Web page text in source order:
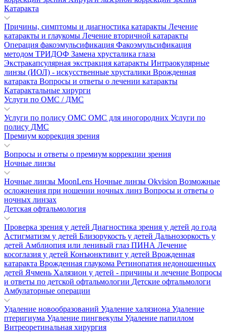
Катаракта
Причины, симптомы и диагностика катаракты Лечение
катаракты и глаукомы Лечение вторичной катаракты
Операция факоэмульсификация Факоэмульсификация
методом ТРИДОФ Замена хрусталика глаза
Экстракапсулярная экстракция катаракты Интраокулярные
линзы (ИОЛ) - искусственные хрусталики Врожденная
катаракта Вопросы и ответы о лечении катаракты
Катарактальные хирурги
Услуги по ОМС / ДМС
Услуги по полису ОМС ОМС для иногородних Услуги по
полису ДМС
Премиум коррекция зрения
Вопросы и ответы о премиум коррекции зрения
Ночные линзы
Ночные линзы MoonLens Ночные линзы Okvision Возможные
осложнения при ношении ночных линз Вопросы и ответы о
ночных линзах
Детская офтальмология
Проверка зрения у детей Диагностика зрения у детей до года
Астигматизм у детей Близорукость у детей Дальнозоркость у
детей Амблиопия или ленивый глаз ПИНА Лечение
косоглазия у детей Конъюнктивит у детей Врожденная
катаракта Врожденная глаукома Ретинопатия недоношенных
детей Ячмень Халязион у детей - причины и лечение Вопросы
и ответы по детской офтальмологии Детские офтальмологи
Амбулаторные операции
Удаление новообразований Удаление халязиона Удаление
птеригиума Удаление пингвекулы Удаление папиллом
Витреоретинальная хирургия